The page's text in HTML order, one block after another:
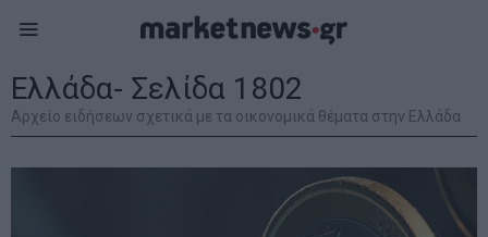
Ελλάδα- Σελίδα 1802
Αρχείο ειδήσεων σχετικά με τα οικονομικά θέματα στην Ελλάδα